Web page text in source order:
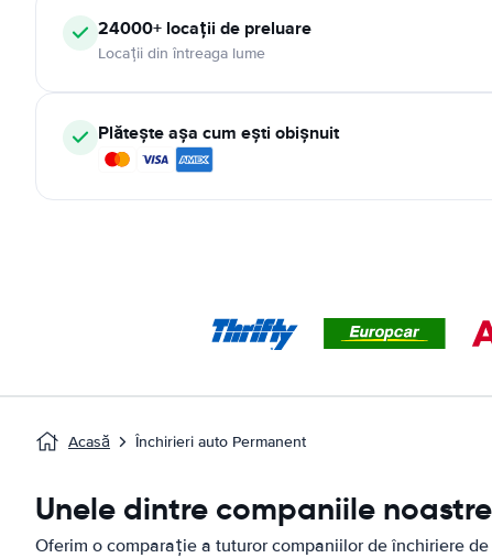
24000+ locații de preluare
Locații din întreaga lume
Plătește așa cum ești obișnuit
Acasă Închirieri auto Permanent
Unele dintre companiile
Oferim o comparație a tuturor companiilor de închiriere